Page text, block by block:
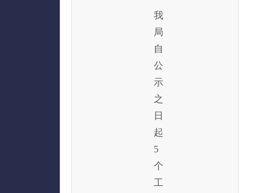
我
局
自
公
示
之
日
起
5
个
工